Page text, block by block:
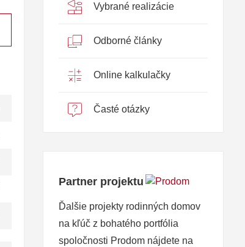
Vybrané realizácie
Odborné články
Online kalkulačky
Časté otázky
Partner projektu
Ďalšie projekty rodinných domov
na kľúč z bohatého portfólia
spoločnosti Prodom nájdete na